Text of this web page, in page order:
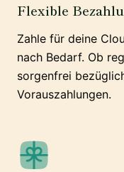
Flexible
Zahle für deine
nach Bedarf. Ob
sorgenfrei
Vorauszahlungen.